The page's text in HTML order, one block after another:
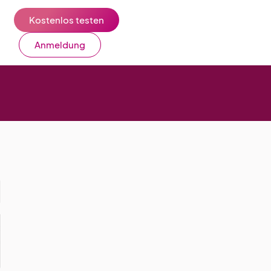
Kostenlos testen
Anmeldung